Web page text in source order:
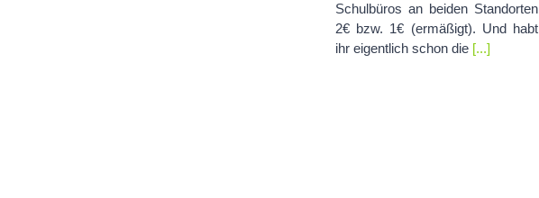
Schulbüros an beiden Standorten
2€ bzw. 1€ (ermäßigt). Und habt
ihr eigentlich schon die [...]